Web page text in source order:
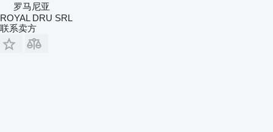
罗马尼亚
ROYAL DRU SRL
联系卖方